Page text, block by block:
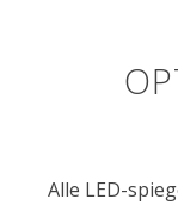
Alle LED-